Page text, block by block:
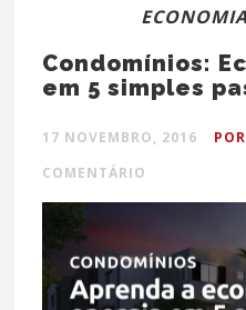
Condomínios:
em 5 simples
17 NOVEMBRO, 2016
COMENTÁRIO